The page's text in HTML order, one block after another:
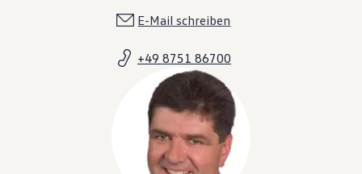
E-Mail schreiben
+49 8751 86700